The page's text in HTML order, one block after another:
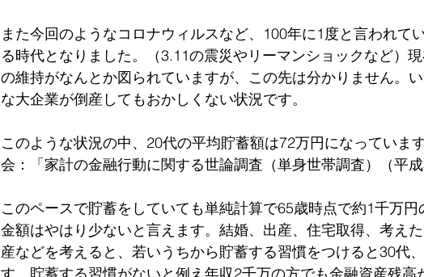
また今回のようなコロナウィルスなど、100年に1度と言われて
る時代となりました。（3.11の震災やリーマンショックなど）
の維持がなんとか図られていますが、この先は分かりません。
な大企業が倒産してもおかしくない状況です。
このような状況の中、20代の平均貯蓄額は72万円になっていま
会：「家計の金融行動に関する世論調査（単身世帯調査）（平成
このペースで貯蓄をしていても単純計算で65歳時点で約1千万
金額はやはり少ないと言えます。結婚、出産、住宅取得、考え
産などを考えると、若いうちから貯蓄する習慣をつけると30代